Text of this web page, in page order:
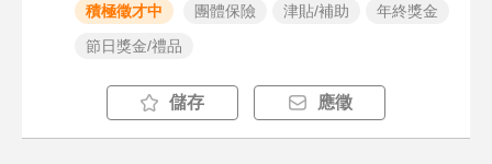
積極徵才中 團體保險 津貼/補助
年終獎金
節日獎金/禮品
儲存 應徵